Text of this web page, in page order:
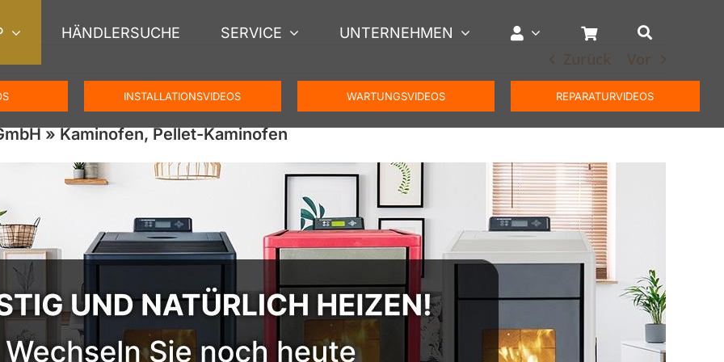
HÄNDLERSUCHE SERVICE UNTERNEHMEN
INSTALLATIONSVIDEOS WARTUNGSVIDEOS REPARATURVIDEOS
Zurück Vor
» Kaminofen, Pellet-Kaminofen